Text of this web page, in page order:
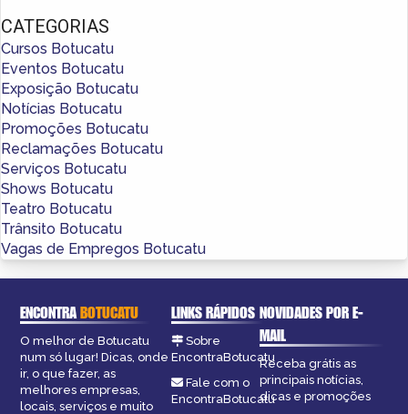
CATEGORIAS
Cursos Botucatu
Eventos Botucatu
Exposição Botucatu
Notícias Botucatu
Promoções Botucatu
Reclamações Botucatu
Serviços Botucatu
Shows Botucatu
Teatro Botucatu
Trânsito Botucatu
Vagas de Empregos Botucatu
ENCONTRABOTUCATU
O melhor de Botucatu
num só lugar! Dicas, onde
ir, o que fazer, as
melhores empresas,
locais, serviços e muito
LINKS RÁPIDOS
Sobre
EncontraBotucatu
Fale com o
EncontraBotucatu
NOVIDADES POR E-
MAIL
Receba grátis as
principais notícias,
dicas e promoções